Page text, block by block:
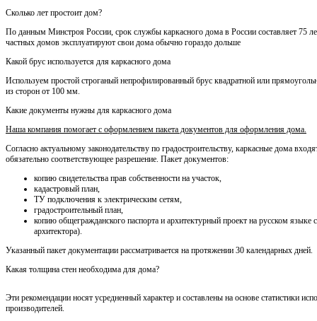
Сколько лет простоит дом?
По данным Минстроя России, срок службы каркасного дома в России составляет 75
частных домов эксплуатируют свои дома обычно гораздо дольше
Какой брус используется для каркасного дома
Используем простой строганый непрофилированный брус квадратной или
из сторон от 100 мм.
Какие документы нужны для каркасного дома
Наша компания помогает с оформлением пакета документов для оформления дома.
Согласно актуальному законодательству по градостроительству, каркасные дома
обязательно соответствующее разрешение. Пакет документов:
копию свидетельства прав собственности на участок,
кадастровый план,
ТУ подключения к электрическим сетям,
градостроительный план,
копию общегражданского паспорта и архитектурный проект на русском
архитектора).
Указанный пакет документации рассматривается на протяжении 30 календарных дней.
Какая толщина стен необходима для дома?
Эти рекомендации носят усредненный характер и составлены на основе статистики
производителей.